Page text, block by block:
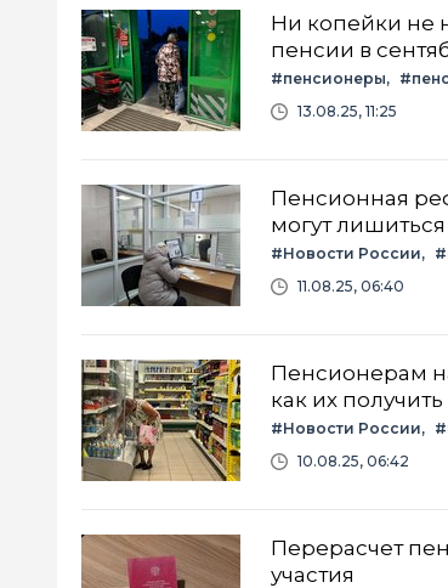
Ни копейки не
пенсии в
#пенсионеры
13.08.25, 11:25
Пенсионная
могут
#Новости России
11.08.25, 06:40
Пенсионерам
как их
#Новости России
10.08.25, 06:42
Перерасчет
участия